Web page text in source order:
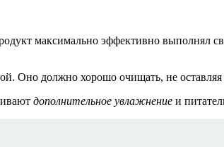
максимально эффективно выполнял
Оно должно хорошо очищать, не
дополнительное увлажнение и